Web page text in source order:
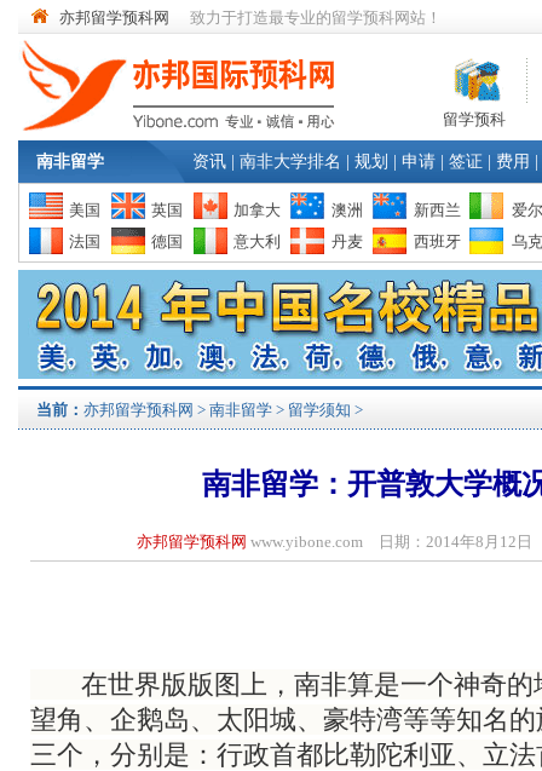
亦邦留学预科网 致力于打造最专业的留学预科网站！
留学预科
南非留学 资讯 南非大学排名 规划 申请 签证 费用
美国 英国 加拿大 澳洲 新西兰
爱
法国
德国 意大利 丹麦 西班牙 乌
当前： 亦邦留学预科网 > 南非留学 > 留学须知 >
南非留学：开普敦大学概
亦邦留学预科网 www.yibone.com 日期：2014年8月12
在世界版版图上，南非算是一个神奇
望角、企鹅岛、太阳城、豪特湾等等知名
三个，分别是：行政首都比勒陀利亚、立